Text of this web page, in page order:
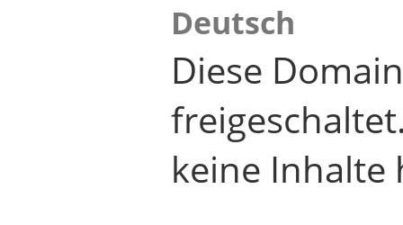
Deutsch
Diese
keine Inhalte